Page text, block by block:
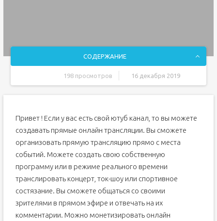
СОДЕРЖАНИЕ
198 просмотров 16 декабря 2019
Четыре способа прямой трансляции на YouTube
Трансляция через веб-браузер
Трансляция через мобильное устройство
Трансляция через программный кодировщик
Pearl Mini
Webcaster X2
Привет ! Если у вас есть свой ютуб канал, то вы можете
создавать прямые онлайн трансляции. Вы сможете
организовать прямую трансляцию прямо с места
событий. Можете создать свою собственную
программу или в режиме реального времени
транслировать концерт, ток-шоу или спортивное
состязание. Вы сможете общаться со своими
зрителями в прямом эфире и отвечать на их
комментарии. Можно монетизировать онлайн